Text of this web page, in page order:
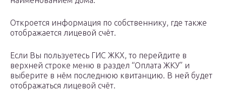
Откроется информация по собственнику, где также
отображается лицевой счёт.
Если Вы пользуетесь ГИС ЖКХ, то перейдите в
верхней строке меню в раздел “Оплата ЖКУ” и
выберите в нём последнюю квитанцию. В ней будет
отображаться лицевой счёт.